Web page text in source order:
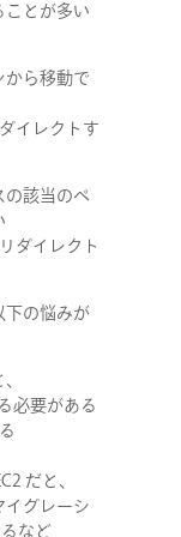
ことが多い
から移動で
イレクトす
の該当のペ
ダイレクト
下の悩みが
必要がある
だと、
イグレーシ
など